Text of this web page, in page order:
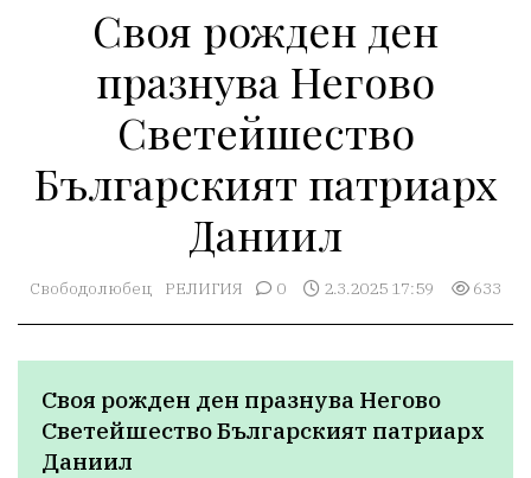
Своя рожден ден
празнува Негово
Светейшество
Българският патриарх
Даниил
Свободолюбец РЕЛИГИЯ 0 2.3.2025 17:59 633
Своя рожден ден празнува Негово
Светейшество Българският патриарх
Даниил